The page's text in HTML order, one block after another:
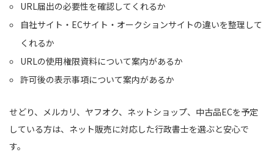
URL届出の必要性を確認してくれるか
自社サイト・ECサイト・オークションサイトの違いを整理して
くれるか
URLの使用権限資料について案内があるか
許可後の表示事項について案内があるか
せどり、メルカリ、ヤフオク、ネットショップ、中古品ECを予定
している方は、ネット販売に対応した行政書士を選ぶと安心で
す。